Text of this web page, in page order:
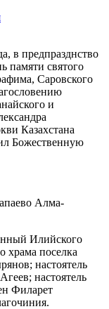
в предпразднство
памяти святого
Саровского
и
Казахстана
Божественную
Алма-
Илийского
храма поселка
настоятель
настоятель
Филарет